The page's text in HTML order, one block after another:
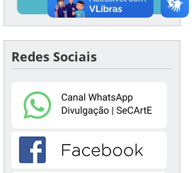
Redes Sociais